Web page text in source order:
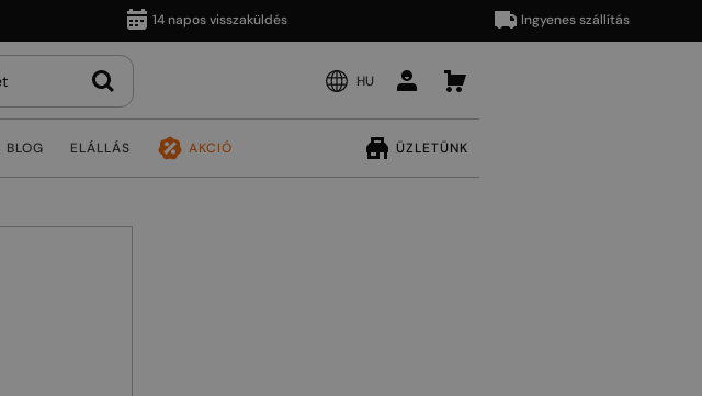
14 napos visszaküldés Ingyenes szállítás
HU
BLOG ELÁLLÁS AKCIÓ ÜZLETÜNK